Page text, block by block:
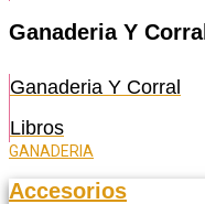
Ganaderia Y Corral
Ganaderia Y Corral
Libros
GANADERIA
Accesorios